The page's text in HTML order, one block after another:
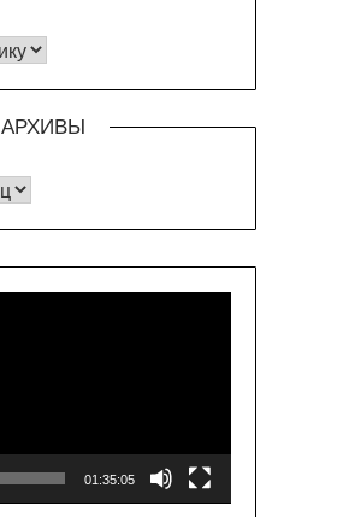
АРХИВЫ
01:35:05